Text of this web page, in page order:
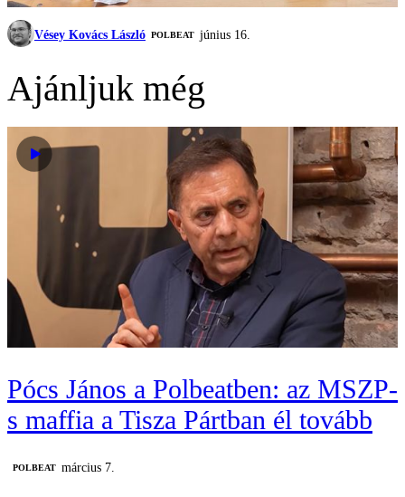
Vésey Kovács László ‎POLBEAT június 16.
Ajánljuk még
Pócs János a Polbeatben: az MSZP-
s maffia a Tisza Pártban él tovább
‎POLBEAT március 7.